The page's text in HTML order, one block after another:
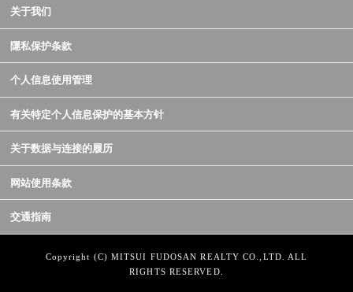
关于我们
隱私保护条款
个人信息使用管理
有关特定个人信息保护的基本方针
关于数据与连接的履历
网站使用条款
交通指南
Copyright (C) MITSUI FUDOSAN REALTY CO.,LTD. ALL
RIGHTS RESERVED.